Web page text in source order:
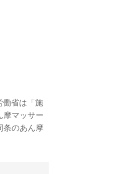
働省は「施
摩マッサー
条のあん摩